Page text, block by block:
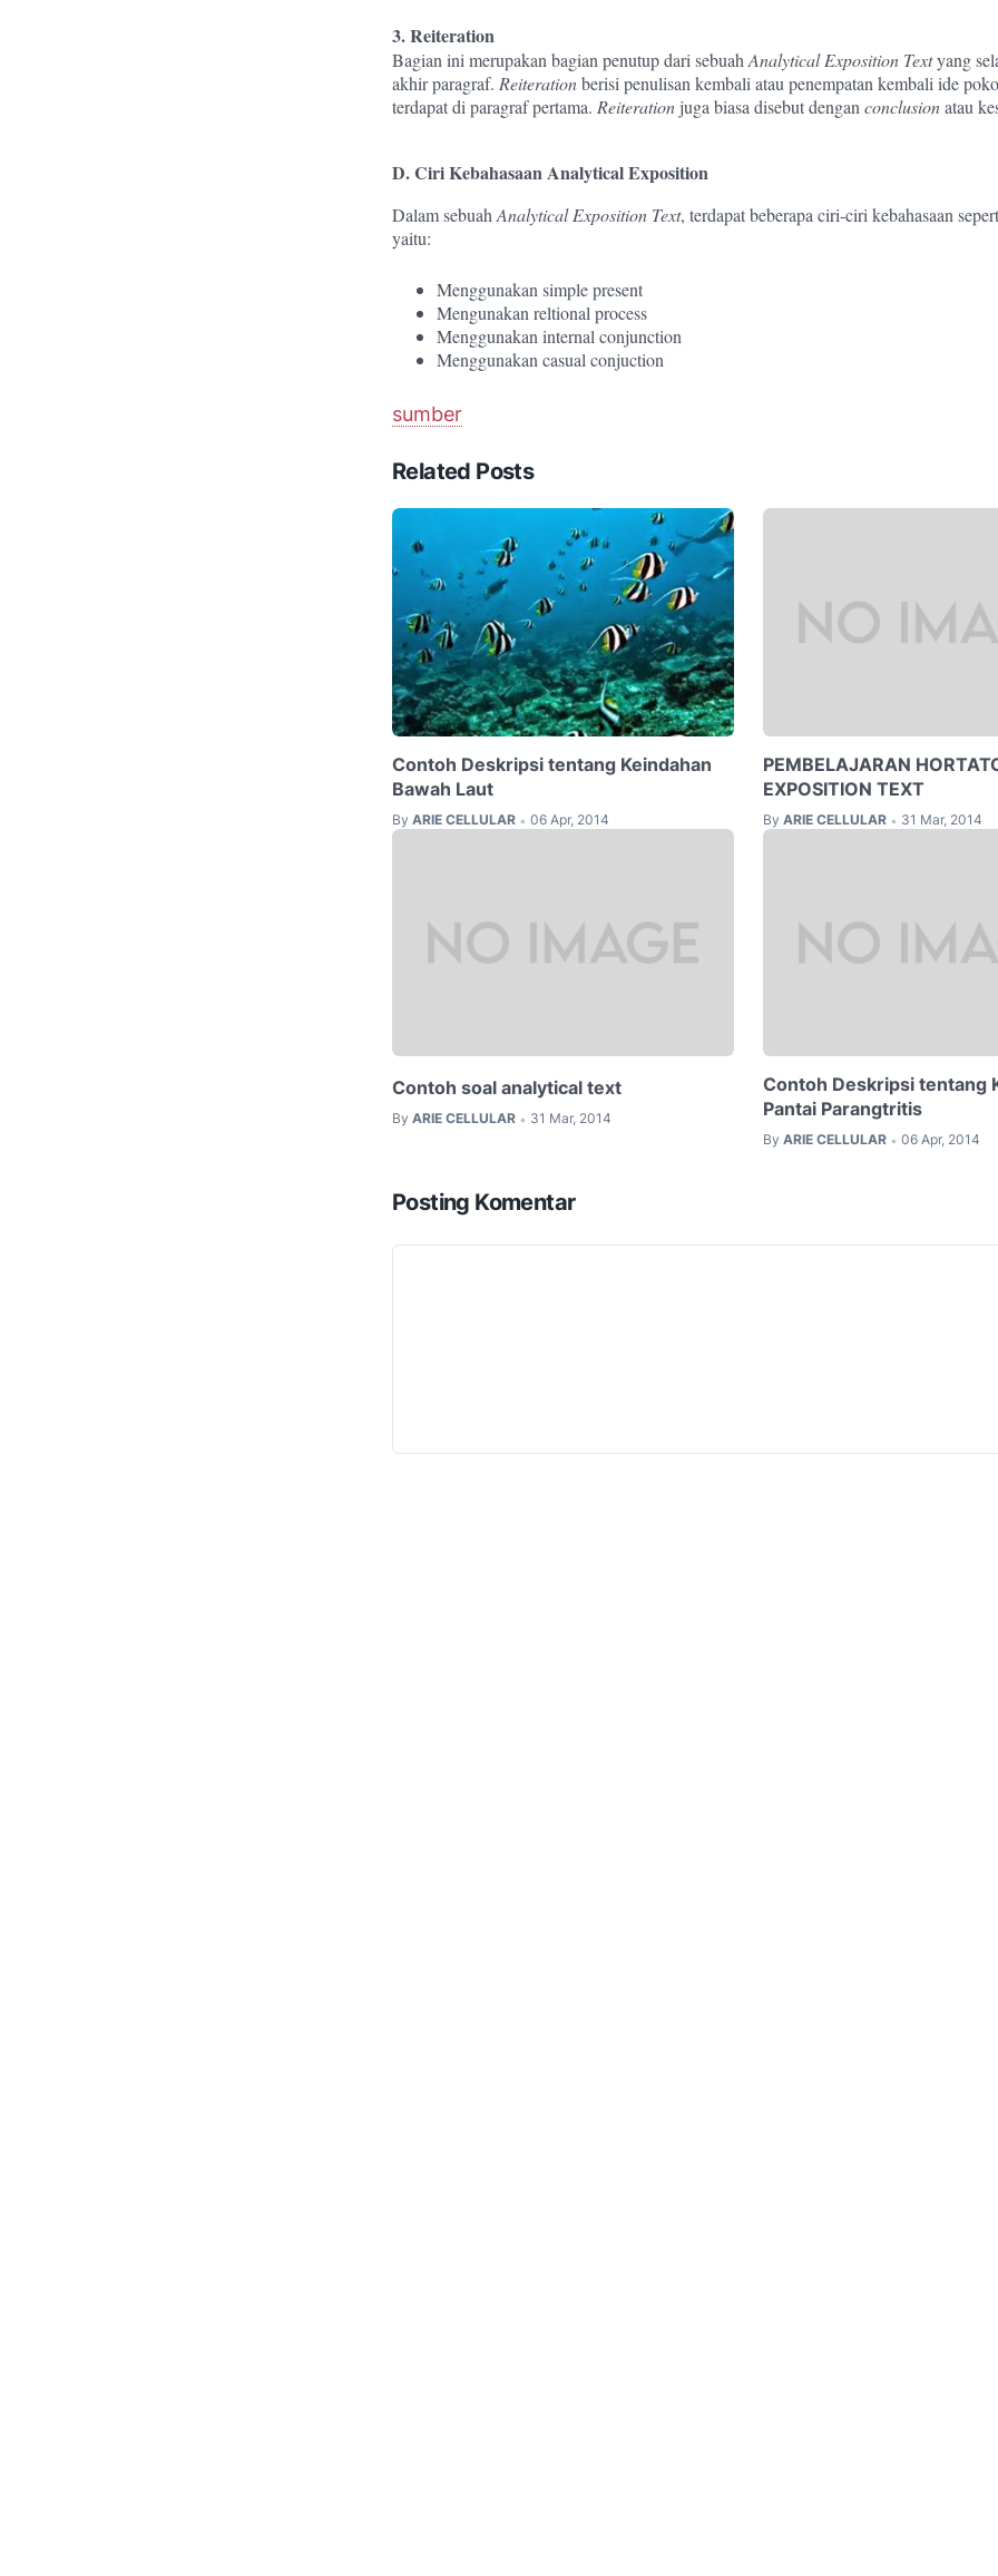
3. Reiteration
Bagian ini merupakan bagian penutup dari sebuah Analytical Exposition Textyang
akhir paragraf. Reiterationberisi penulisan kembali atau penempatan kembali ide
terdapat di paragraf pertama. Reiteration juga biasa disebut dengan conclusionatau
D. Ciri Kebahasaan Analytical Exposition
Dalam sebuah Analytical Exposition Text, terdapat beberapa ciri-ciri kebahasaan
yaitu:
Menggunakan simple present
Mengunakan reltional process
Menggunakan internal conjunction
Menggunakan casual conjuction
sumber
Related Posts
Contoh Deskripsi tentang Keindahan
Bawah Laut
By ARIE CELLULAR • 06 Apr, 2014
PEMBELAJARAN
EXPOSITION TEXT
By ARIE CELLULAR • 31 Mar, 2014
Contoh soal analytical text
By ARIE CELLULAR • 31 Mar, 2014
Contoh Deskripsi tentang
Pantai Parangtritis
By ARIE CELLULAR • 06 Apr, 2014
Posting Komentar